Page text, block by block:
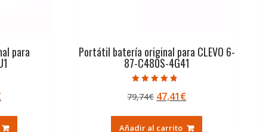
para
El
actual
Portátil batería original para CLEVO 6-
87-C480S-4G41
4.50
de 5
79,74€ El
original
47,41€El
actual
Añadir al carrito